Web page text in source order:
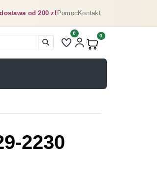
od 200 złPomocKontakt
Liczba pozycji na liście
0
Produkty w koszyku:
0
2230